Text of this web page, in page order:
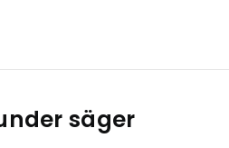
säger